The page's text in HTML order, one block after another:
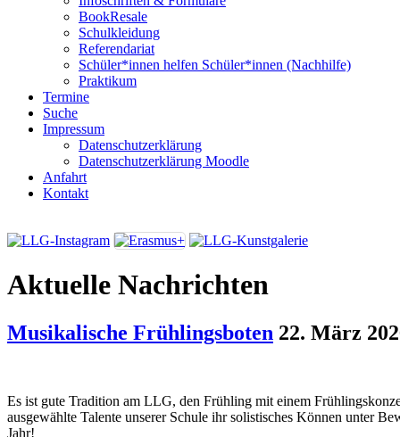
BookResale
Schulkleidung
Referendariat
Schüler*innen helfen Schüler*innen (Nachhilfe)
Praktikum
Termine
Suche
Impressum
Datenschutzerklärung
Datenschutzerklärung Moodle
Anfahrt
Kontakt
Aktuelle Nachrichten
Musikalische Frühlingsboten 22. März
Es ist gute Tradition am LLG, den Frühling mit einem
ausgewählte Talente unserer Schule ihr solistisches Können unter
Jahr!